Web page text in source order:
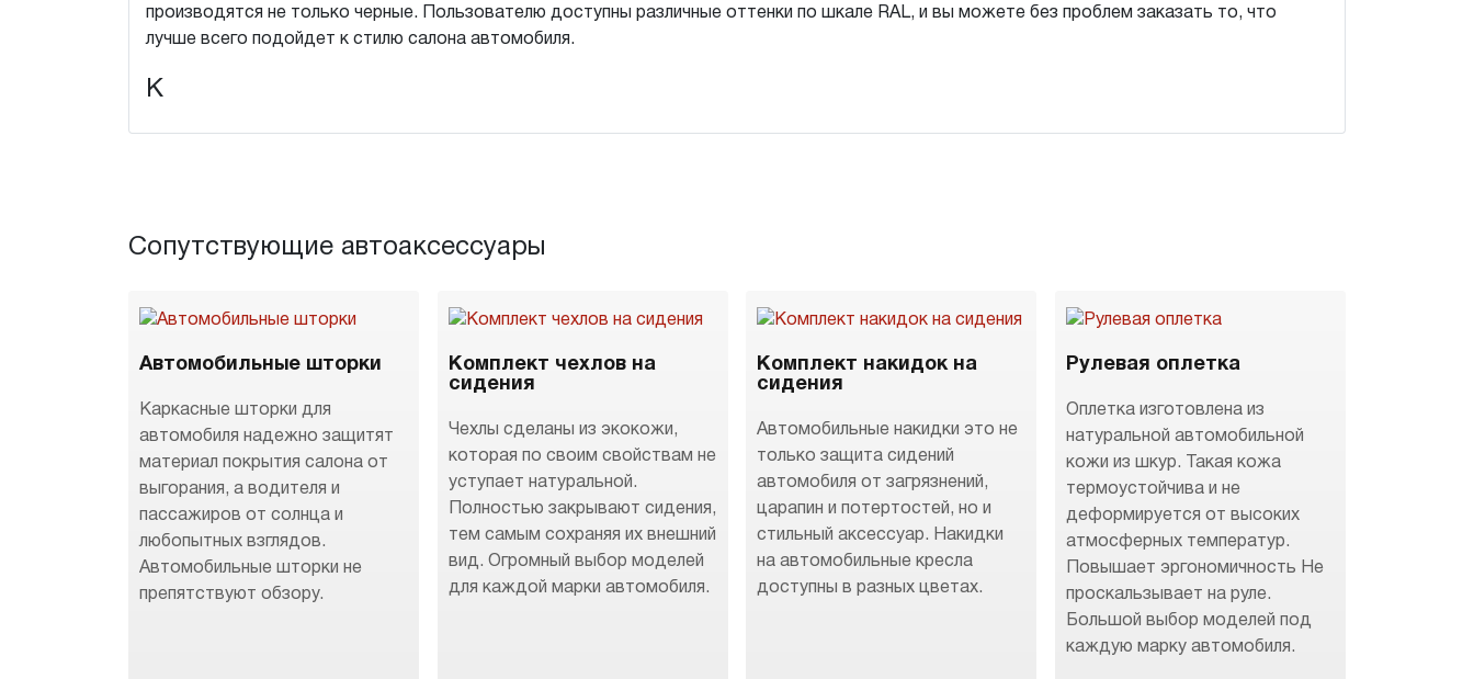
производятся не только черные. Пользователю доступны различные оттенки по шкале RAL, и вы можете без проблем заказать то, что
лучше всего подойдет к стилю салона автомобиля.
К
Сопутствующие автоаксессуары
Автомобильные шторки
Каркасные шторки для
автомобиля надежно защитят
материал покрытия салона от
выгорания, а водителя и
пассажиров от солнца и
любопытных взглядов.
Автомобильные шторки не
препятствуют обзору.
Комплект чехлов на
сидения
Чехлы сделаны из экокожи,
которая по своим свойствам не
уступает натуральной.
Полностью закрывают сидения,
тем самым сохраняя их внешний
вид. Огромный выбор моделей
для каждой марки автомобиля.
Комплект накидок на
сидения
Автомобильные накидки это не
только защита сидений
автомобиля от загрязнений,
царапин и потертостей, но и
стильный аксессуар. Накидки
на автомобильные кресла
доступны в разных цветах.
Рулевая оплетка
Оплетка изготовлена из
натуральной автомобильной
кожи из шкур. Такая кожа
термоустойчива и не
деформируется от высоких
атмосферных температур.
Повышает эргономичность Не
проскальзывает на руле.
Большой выбор моделей под
каждую марку автомобиля.